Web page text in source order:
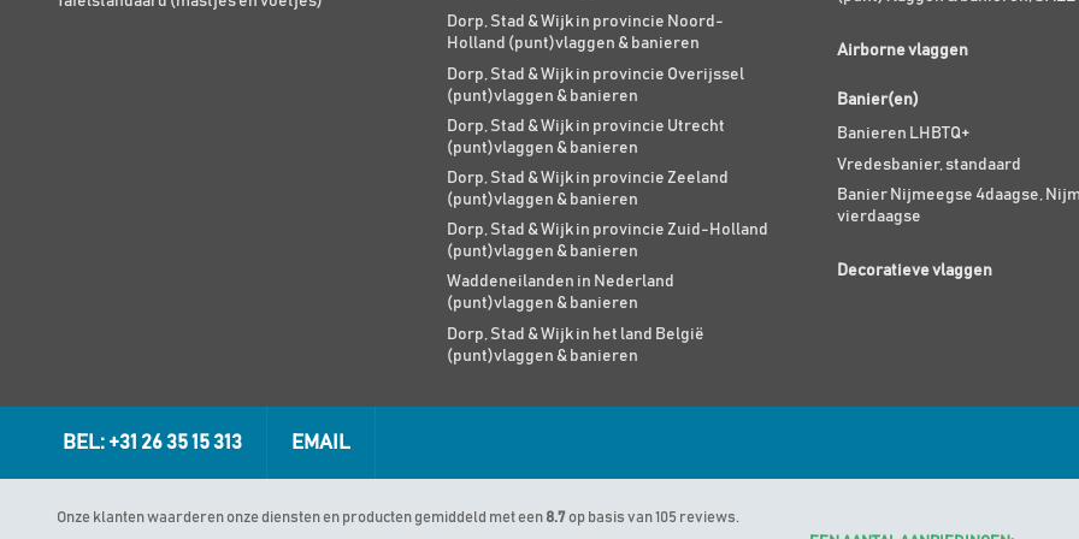
Dorp, Stad & Wijk in provincie Noord-
Holland (punt)vlaggen & banieren
Dorp, Stad & Wijk in provincie Overijssel
(punt)vlaggen & banieren
Dorp, Stad & Wijk in provincie Utrecht
(punt)vlaggen & banieren
Dorp, Stad & Wijk in provincie Zeeland
(punt)vlaggen & banieren
Dorp, Stad & Wijk in provincie Zuid-Holland
(punt)vlaggen & banieren
Waddeneilanden in Nederland
(punt)vlaggen & banieren
Dorp, Stad & Wijk in het land België
(punt)vlaggen & banieren
Airborne vlaggen
Banier(en)
Banieren LHBTQ+
Vredesbanier, standaard
Banier Nijmeegse 4daagse,
vierdaagse
Decoratieve vlaggen
BEL: +31 26 35 15 313 EMAIL
Onze klanten waarderen onze diensten en producten gemiddeld met een 8.7 op basis van 105 reviews.